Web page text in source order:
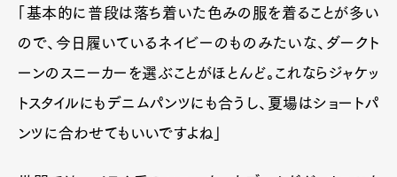
「基本的に普段は落ち着いた色みの服を着ることが多い
ので、今日履いているネイビーのものみたいな、ダークト
ーンのスニーカーを選ぶことがほとんど。これならジャケッ
トスタイルにもデニムパンツにも合うし、夏場はショートパ
ンツに合わせてもいいですよね」